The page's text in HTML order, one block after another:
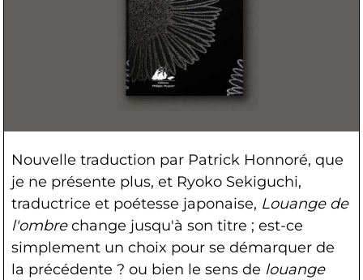
Nouvelle traduction par Patrick Honnoré, que
je ne présente plus, et Ryoko Sekiguchi,
traductrice et poétesse japonaise, Louange de
l'ombrechange jusqu'à son titre ; est-ce
simplement un choix pour se démarquer de
la précédente ? ou bien le sens de louange